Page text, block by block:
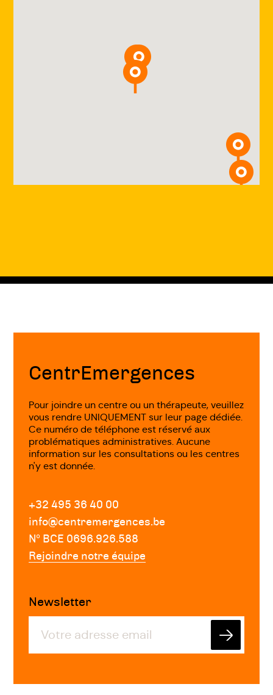
Fin
CentrEmergences
Pour joindre un centre ou un thérapeute, veuillez
vous rendre UNIQUEMENT sur leur page dédiée.
Ce numéro de téléphone est réservé aux
problématiques administratives. Aucune
information sur les consultations ou les centres
n'y est donnée.
+32 495 36 40 00
info@centremergences.be
Nº BCE 0696.926.588
Rejoindre notre équipe
Newsletter